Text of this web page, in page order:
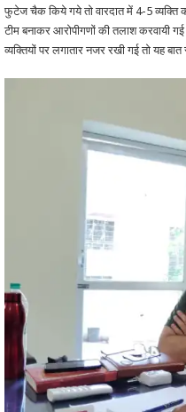
फुटेज चैक किये गये तो वारदात में 4-5
टीम बनाकर आरोपीगणों की तलाश करवायी
व्यक्तियों पर लगातार नजर रखी गई तो यह